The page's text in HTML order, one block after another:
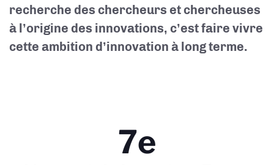
recherche des chercheurs et chercheuses
à l’origine des innovations, c’est faire vivre
cette ambition d’innovation à long terme.
7e